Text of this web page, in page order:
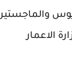
والماجستير
الاعمار